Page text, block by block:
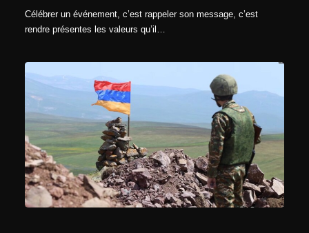
Célébrer un événement, c’est rappeler son message, c’est
rendre présentes les valeurs qu’il…